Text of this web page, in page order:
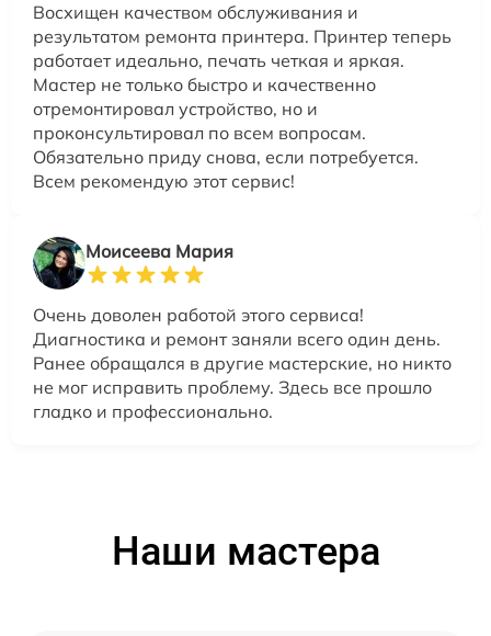
Восхищен качеством обслуживания и
результатом ремонта принтера. Принтер теперь
работает идеально, печать четкая и яркая.
Мастер не только быстро и качественно
отремонтировал устройство, но и
проконсультировал по всем вопросам.
Обязательно приду снова, если потребуется.
Всем рекомендую этот сервис!
Моисеева Мария
Очень доволен работой этого сервиса!
Диагностика и ремонт заняли всего один день.
Ранее обращался в другие мастерские, но никто
не мог исправить проблему. Здесь все прошло
гладко и профессионально.
Наши мастера